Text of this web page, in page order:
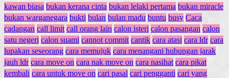
kawan biasa bukan kerana cinta bukan lelaki pertama bukan miracle
bukan warganegara bukti bulan bulan madu buntu busy Caca
cadangan call limit call orang lain calon isteri calon pasangan calon
satu negeri calon suami cannot commit cantik cara atasi cara ldr cara
lupakan seseorang cara memujuk cara menangani hubungan jarak
jauh ldr cara move on cara nak move on cara nasihat cara pikat
kembali cara untuk move on cari pasal cari pengganti cari yang